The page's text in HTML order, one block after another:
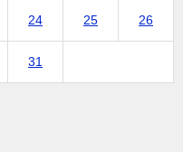
24 25 26
31